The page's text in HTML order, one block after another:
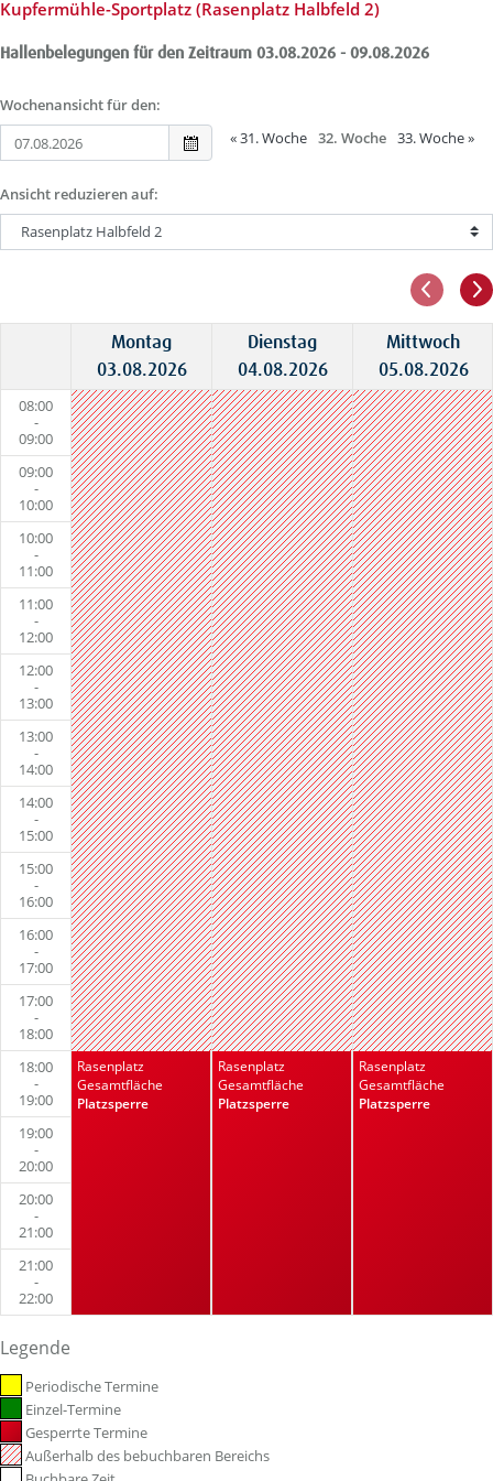
Kupfermühle-Sportplatz (Rasenplatz Halbfeld 2)
Hallenbelegungen für den Zeitraum 03.08.2026 - 09.08.2026
Wochenansicht für den:
«31. Woche 32. Woche 33. Woche»
Ansicht reduzieren auf:
08:00
-
09:00
09:00
-
10:00
10:00
-
11:00
11:00
-
12:00
12:00
-
13:00
13:00
-
14:00
14:00
-
15:00
15:00
-
16:00
16:00
-
17:00
17:00
-
18:00
18:00
-
19:00
19:00
-
20:00
20:00
-
21:00
21:00
-
22:00
Montag
03.08.2026
Rasenplatz
Gesamtfläche
Platzsperre
Dienstag
04.08.2026
Rasenplatz
Gesamtfläche
Platzsperre
Mittwoch
05.08.2026
Rasenplatz
Gesamtfläche
Platzsperre
Legende
Periodische Termine
Einzel-Termine
Gesperrte Termine
Außerhalb des bebuchbaren Bereichs